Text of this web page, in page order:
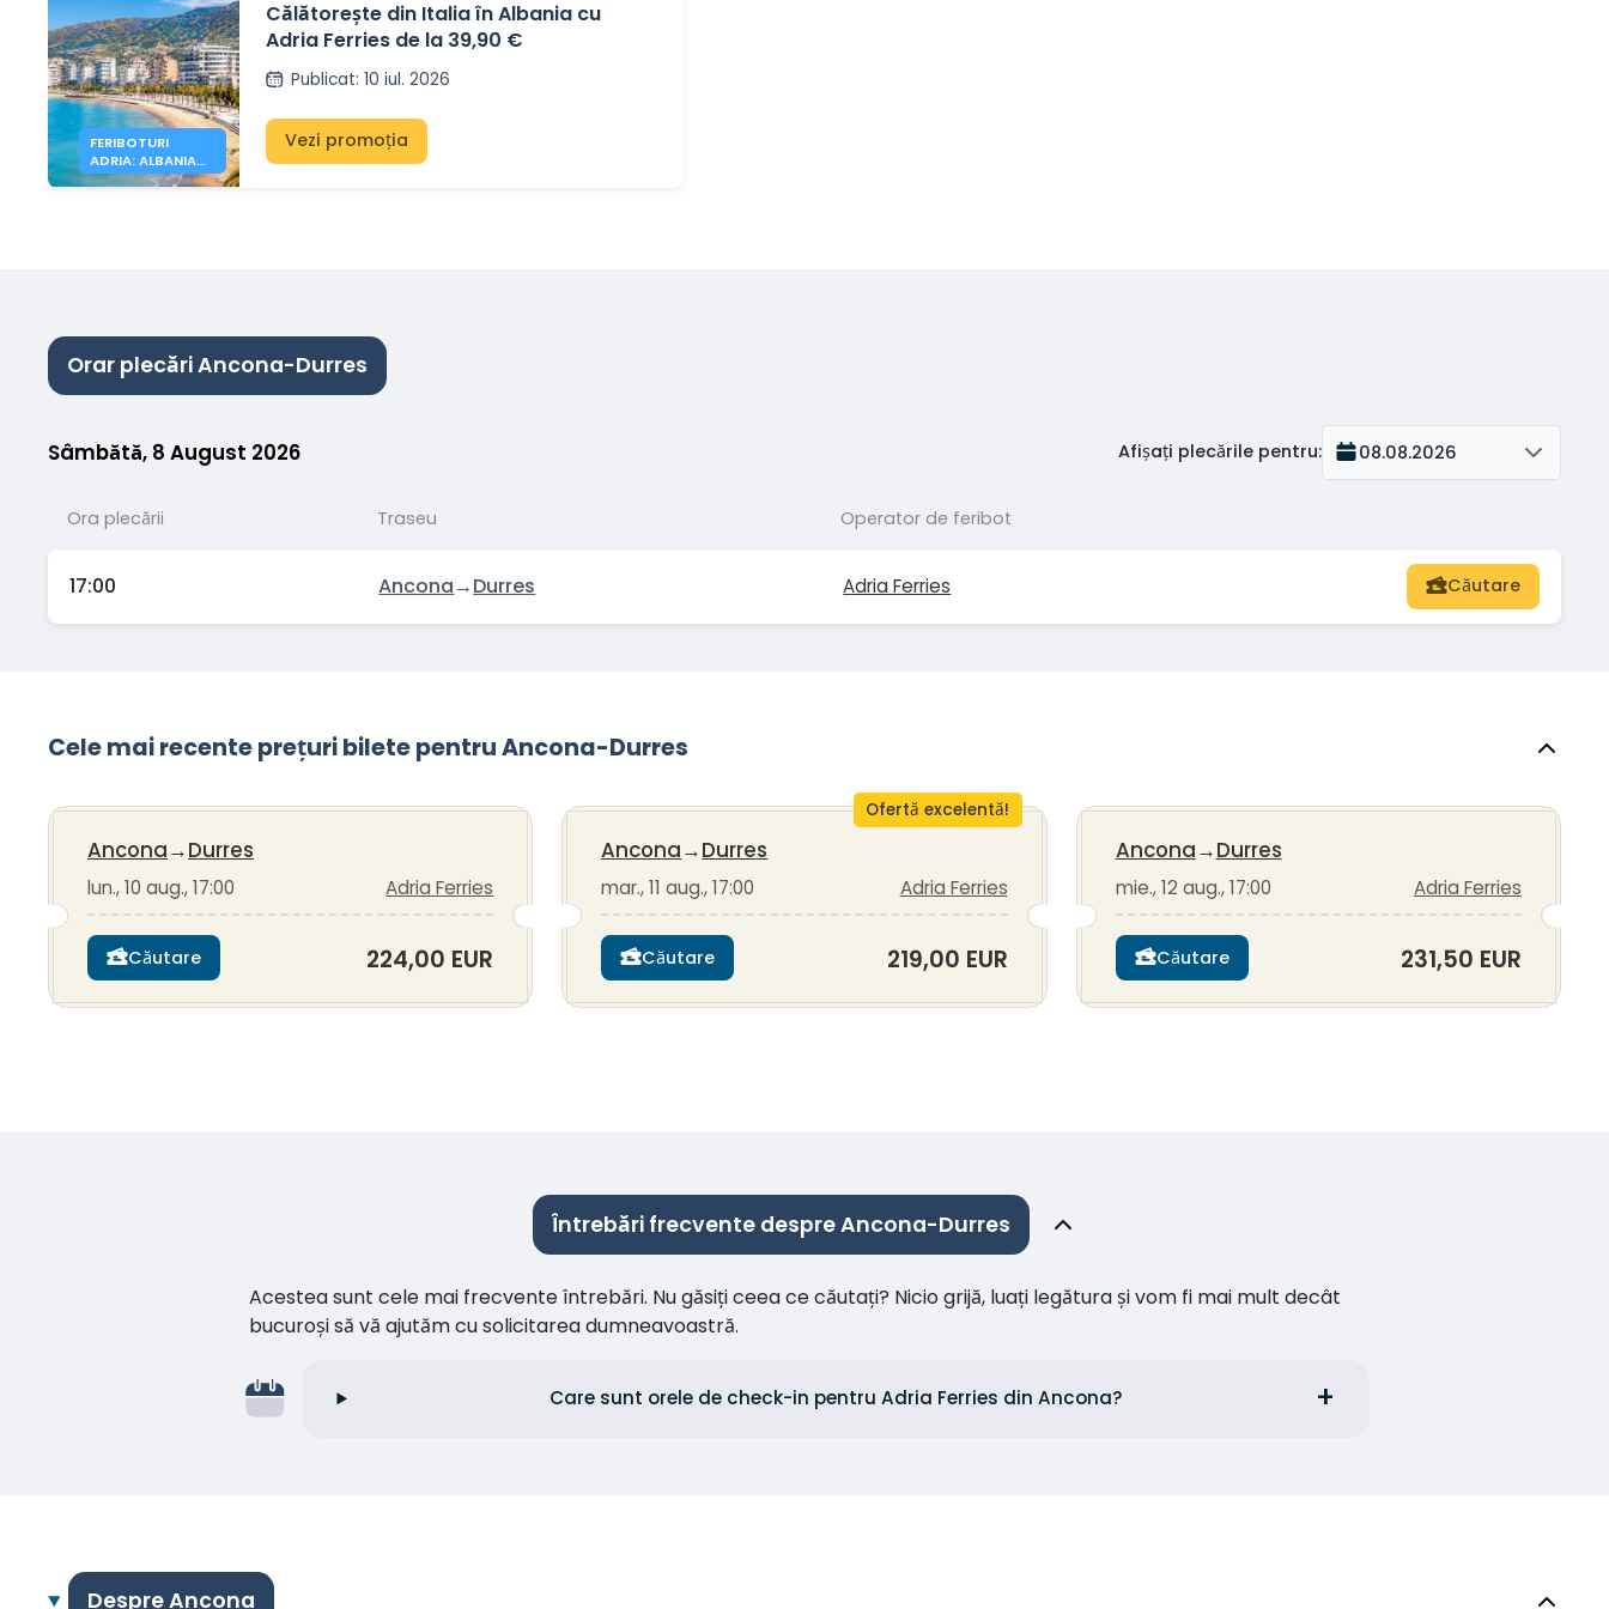
FERIBOTURI
ADRIA: ALBANIA
DE LA 39,90 €
Călătorește din Italia în Albania cu
Adria Ferries de la 39,90 €
Publicat: 10 iul. 2026
Vezi promoția
Orar plecări Ancona-Durres
Sâmbătă, 8 August 2026 Afișați plecările pentru: 08.08.2026
Ora plecării Traseu Operator de feribot
17:00 Ancona→Durres Adria Ferries Căutare
Cele mai recente prețuri bilete pentru Ancona-Durres
Ancona→Durres
lun., 10 aug., 17:00 Adria Ferries
Căutare 224,00 EUR
Ofertă excelentă!
Ancona→Durres
mar., 11 aug., 17:00 Adria Ferries
Căutare 219,00 EUR
Ancona→Durres
mie., 12 aug., 17:00 Adria Ferries
Căutare 231,50 EUR
Întrebări frecvente despre Ancona-Durres
Acestea sunt cele mai frecvente întrebări. Nu găsiți ceea ce căutați? Nicio grijă, luați legătura și vom fi mai mult decât
bucuroși să vă ajutăm cu solicitarea dumneavoastră.
Care sunt orele de check-in pentru Adria Ferries din Ancona?
Despre Ancona